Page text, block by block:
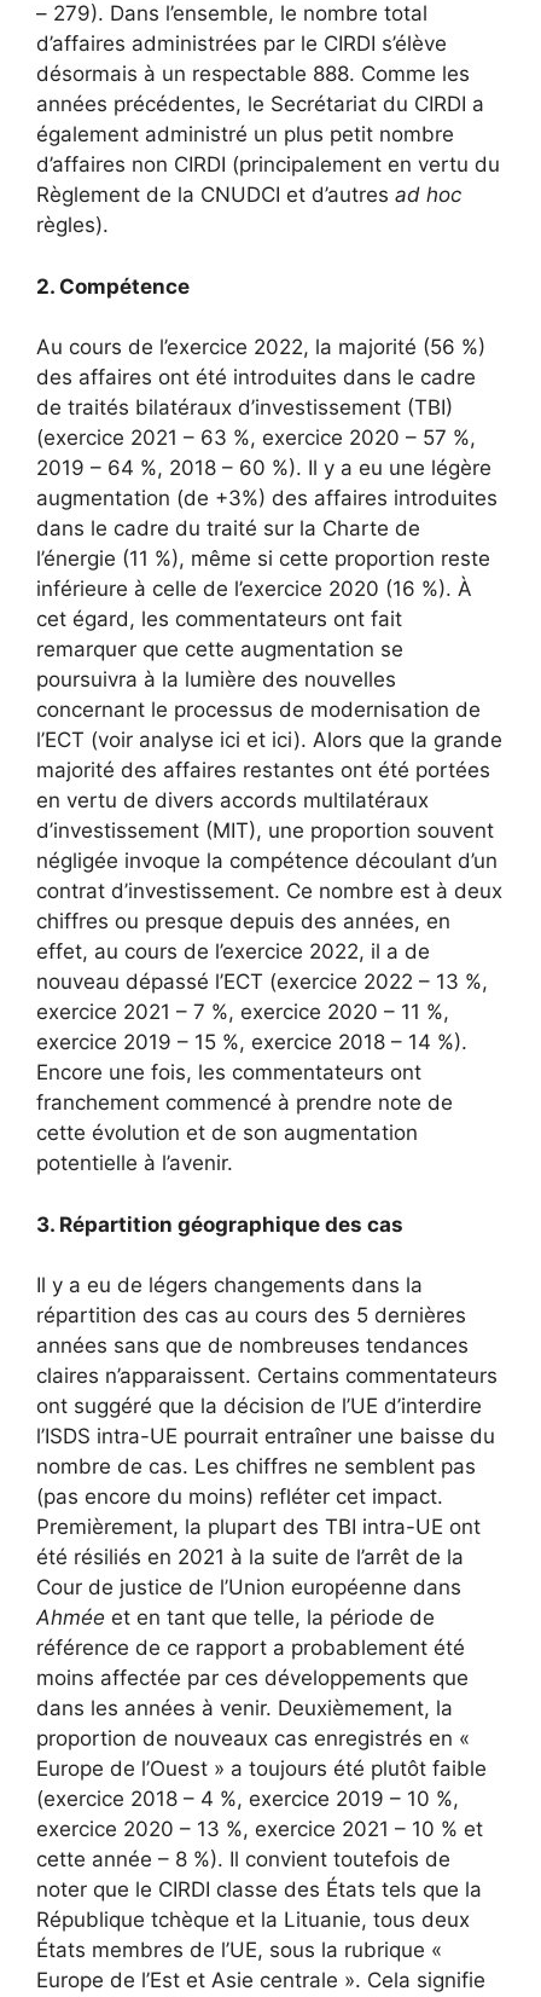
– 279). Dans l’ensemble, le nombre total
d’affaires administrées par le CIRDI s’élève
désormais à un respectable 888. Comme les
années précédentes, le Secrétariat du CIRDI a
également administré un plus petit nombre
d’affaires non CIRDI (principalement en vertu du
Règlement de la CNUDCI et d’autres ad hoc
règles).
2. Compétence
Au cours de l’exercice 2022, la majorité (56 %)
des affaires ont été introduites dans le cadre
de traités bilatéraux d’investissement (TBI)
(exercice 2021 – 63 %, exercice 2020 – 57 %,
2019 – 64 %, 2018 – 60 %). Il y a eu une légère
augmentation (de +3%) des affaires introduites
dans le cadre du traité sur la Charte de
l’énergie (11 %), même si cette proportion reste
inférieure à celle de l’exercice 2020 (16 %). À
cet égard, les commentateurs ont fait
remarquer que cette augmentation se
poursuivra à la lumière des nouvelles
concernant le processus de modernisation de
l’ECT (voir analyse ici et ici). Alors que la grande
majorité des affaires restantes ont été portées
en vertu de divers accords multilatéraux
d’investissement (MIT), une proportion souvent
négligée invoque la compétence découlant d’un
contrat d’investissement. Ce nombre est à deux
chiffres ou presque depuis des années, en
effet, au cours de l’exercice 2022, il a de
nouveau dépassé l’ECT ​​(exercice 2022 – 13 %,
exercice 2021 – 7 %, exercice 2020 – 11 %,
exercice 2019 – 15 %, exercice 2018 – 14 %).
Encore une fois, les commentateurs ont
franchement commencé à prendre note de
cette évolution et de son augmentation
potentielle à l’avenir.
3. Répartition géographique des cas
Il y a eu de légers changements dans la
répartition des cas au cours des 5 dernières
années sans que de nombreuses tendances
claires n’apparaissent. Certains commentateurs
ont suggéré que la décision de l’UE d’interdire
l’ISDS intra-UE pourrait entraîner une baisse du
nombre de cas. Les chiffres ne semblent pas
(pas encore du moins) refléter cet impact.
Premièrement, la plupart des TBI intra-UE ont
été résiliés en 2021 à la suite de l’arrêt de la
Cour de justice de l’Union européenne dans
Ahmée et en tant que telle, la période de
référence de ce rapport a probablement été
moins affectée par ces développements que
dans les années à venir. Deuxièmement, la
proportion de nouveaux cas enregistrés en «
Europe de l’Ouest » a toujours été plutôt faible
(exercice 2018 – 4 %, exercice 2019 – 10 %,
exercice 2020 – 13 %, exercice 2021 – 10 % et
cette année – 8 %). Il convient toutefois de
noter que le CIRDI classe des États tels que la
République tchèque et la Lituanie, tous deux
États membres de l’UE, sous la rubrique «
Europe de l’Est et Asie centrale ». Cela signifie